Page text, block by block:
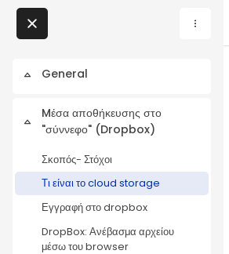
Blocks
Collapse
General
Collapse
Mέσα αποθήκευσης στο
"σύννεφο" (Dropbox)
Σκοπός- Στόχοι
Τι είναι το cloud storage
Εγγραφή στο dropbox
DropBox: Ανέβασμα αρχείου
μέσω του browser